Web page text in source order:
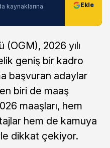
kaynaklarına
2026 yılı
geniş bir kadro
başvuran adaylar
biri de maaş
maaşları, hem
hem de kamuya
dikkat çekiyor.